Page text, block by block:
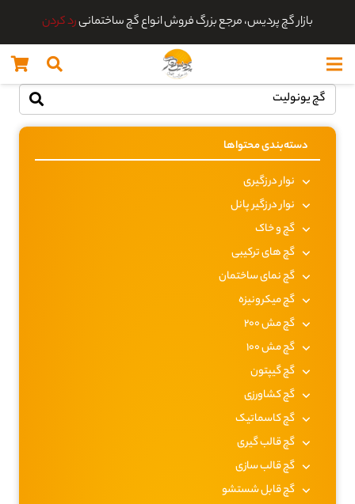
بازار گچ پردیس، مرجع بزرگ فروش انواع گچ ساختمانیرد کردن
دسته‌بندی محتواها
نوار درزگیری
نوار درزگیر پانل
گچ و خاک
گچ های ترکیبی
گچ نمای ساختمان
گچ میکرونیزه
گچ مش 200
گچ مش 100
گچ گیپتون
گچ کشاورزی
گچ کاسماتیک
گچ قالب گیری
گچ قالب سازی
گچ قابل شستشو